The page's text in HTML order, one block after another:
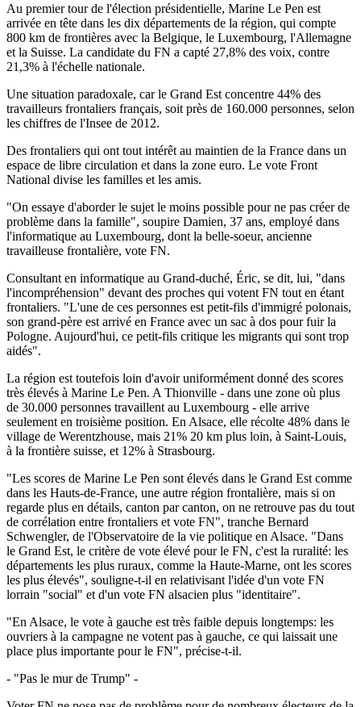
Au premier tour de l'élection présidentielle, Marine Le Pen est
arrivée en tête dans les dix départements de la région, qui compte
800 km de frontières avec la Belgique, le Luxembourg, l'Allemagne
et la Suisse. La candidate du FN a capté 27,8% des voix, contre
21,3% à l'échelle nationale.
Une situation paradoxale, car le Grand Est concentre 44% des
travailleurs frontaliers français, soit près de 160.000 personnes, selon
les chiffres de l'Insee de 2012.
Des frontaliers qui ont tout intérêt au maintien de la France dans un
espace de libre circulation et dans la zone euro. Le vote Front
National divise les familles et les amis.
"On essaye d'aborder le sujet le moins possible pour ne pas créer de
problème dans la famille", soupire Damien, 37 ans, employé dans
l'informatique au Luxembourg, dont la belle-soeur, ancienne
travailleuse frontalière, vote FN.
Consultant en informatique au Grand-duché, Éric, se dit, lui, "dans
l'incompréhension" devant des proches qui votent FN tout en étant
frontaliers. "L'une de ces personnes est petit-fils d'immigré polonais,
son grand-père est arrivé en France avec un sac à dos pour fuir la
Pologne. Aujourd'hui, ce petit-fils critique les migrants qui sont trop
aidés".
La région est toutefois loin d'avoir uniformément donné des scores
très élevés à Marine Le Pen. A Thionville - dans une zone où plus
de 30.000 personnes travaillent au Luxembourg - elle arrive
seulement en troisième position. En Alsace, elle récolte 48% dans le
village de Werentzhouse, mais 21% 20 km plus loin, à Saint-Louis,
à la frontière suisse, et 12% à Strasbourg.
"Les scores de Marine Le Pen sont élevés dans le Grand Est comme
dans les Hauts-de-France, une autre région frontalière, mais si on
regarde plus en détails, canton par canton, on ne retrouve pas du tout
de corrélation entre frontaliers et vote FN", tranche Bernard
Schwengler, de l'Observatoire de la vie politique en Alsace. "Dans
le Grand Est, le critère de vote élevé pour le FN, c'est la ruralité: les
départements les plus ruraux, comme la Haute-Marne, ont les scores
les plus élevés", souligne-t-il en relativisant l'idée d'un vote FN
lorrain "social" et d'un vote FN alsacien plus "identitaire".
"En Alsace, le vote à gauche est très faible depuis longtemps: les
ouvriers à la campagne ne votent pas à gauche, ce qui laissait une
place plus importante pour le FN", précise-t-il.
- "Pas le mur de Trump" -